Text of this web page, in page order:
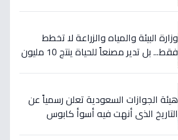
وزارة البيئة والمياه والزراعة لا تخطط
فقط... بل تدير مصنعاً للحياة ينتج 10 مليون
هيئة الجوازات السعودية تعلن رسمياً عن
التاريخ الذي أنهت فيه أسوأ كابوس